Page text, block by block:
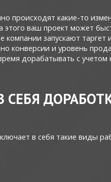
происходят какие-то
ваш проект может
компании запускают
конверсии и уровень
дорабатывать с учетом
в себя такие виды